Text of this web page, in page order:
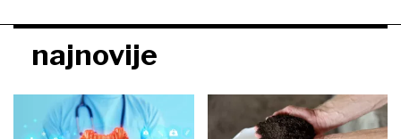
najnovije